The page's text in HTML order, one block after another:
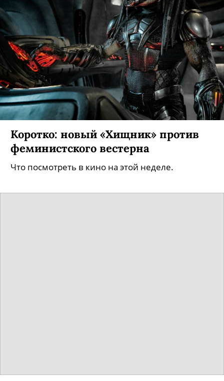
Коротко: новый «Хищник» против
феминистского вестерна
Что посмотреть в кино на этой неделе.